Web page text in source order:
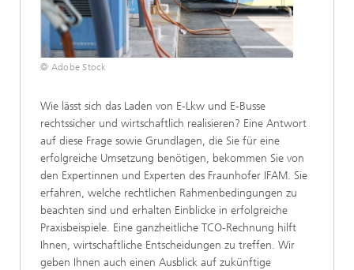
© Adobe Stock
Wie lässt sich das Laden von E-Lkw und E-Busse
rechtssicher und wirtschaftlich realisieren? Eine Antwort
auf diese Frage sowie Grundlagen, die Sie für eine
erfolgreiche Umsetzung benötigen, bekommen Sie von
den Expertinnen und Experten des Fraunhofer IFAM. Sie
erfahren, welche rechtlichen Rahmenbedingungen zu
beachten sind und erhalten Einblicke in erfolgreiche
Praxisbeispiele. Eine ganzheitliche TCO-Rechnung hilft
Ihnen, wirtschaftliche Entscheidungen zu treffen. Wir
geben Ihnen auch einen Ausblick auf zukünftige